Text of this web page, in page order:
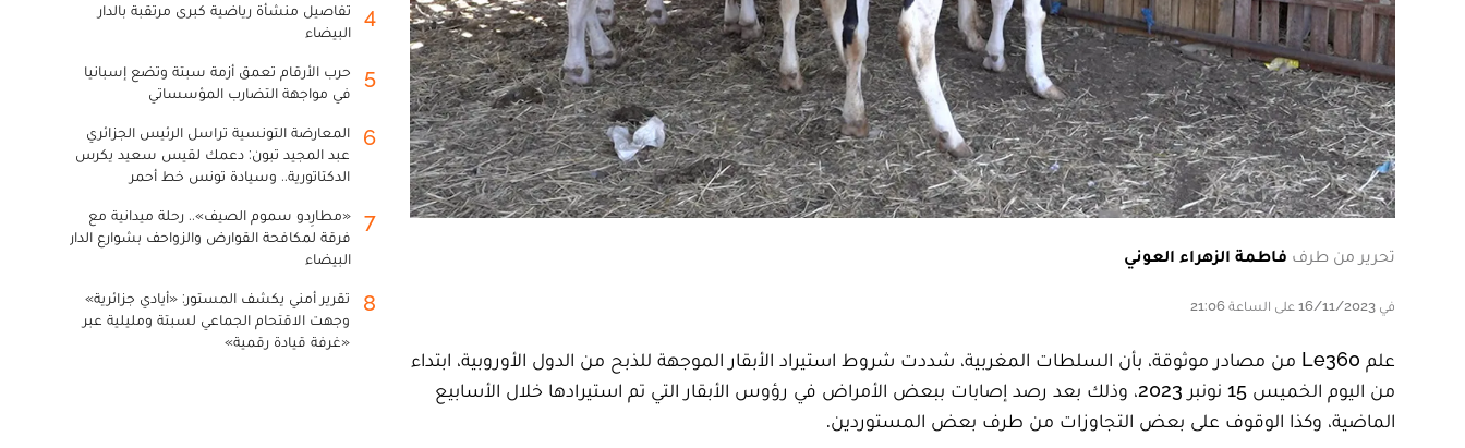
تحرير من طرف فاطمة الزهراء العوني
في 16/11/2023 على الساعة 21:06
علم Le360 من مصادر موثوقة، بأن السلطات المغربية، شددت شروط استيراد الأبقار الموجهة للذبح من الدول الأوروبية، ابتداء
من اليوم الخميس 15 نونبر 2023، وذلك بعد رصد إصابات ببعض الأمراض في رؤوس الأبقار التي تم استيرادها خلال الأسابيع
الماضية، وكذا الوقوف على بعض التجاوزات من طرف بعض المستوردين.
4
تفاصيل منشأة رياضية كبرى مرتقبة بالدار
البيضاء
5
حرب الأرقام تعمق أزمة سبتة وتضع إسبانيا
في مواجهة التضارب المؤسساتي
6
المعارضة التونسية تراسل الرئيس الجزائري
عبد المجيد تبون: دعمك لقيس سعيد يكرس
الدكتاتورية.. وسيادة تونس خط أحمر
7
«مطارِدو سموم الصيف».. رحلة ميدانية مع
فرقة لمكافحة القوارض والزواحف بشوارع الدار
البيضاء
8
تقرير أمني يكشف المستور: «أيادي جزائرية»
وجهت الاقتحام الجماعي لسبتة ومليلية عبر
«غرفة قيادة رقمية»